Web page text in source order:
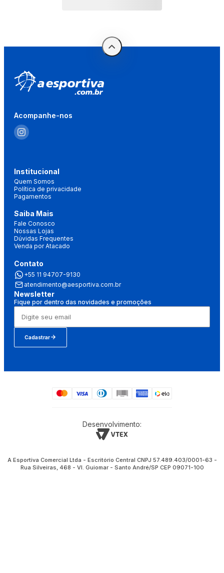
Acompanhe-nos
Institucional
Quem Somos
Política de privacidade
Pagamentos
Saiba Mais
Fale Conosco
Nossas Lojas
Dúvidas Frequentes
Venda por Atacado
Contato
+55 11 94707-9130
atendimento@aesportiva.com.br
Newsletter
Fique por dentro das novidades e promoções
Cadastrar
Desenvolvimento:
A Esportiva Comercial Ltda - Escritório Central CNPJ 57.489.403/0001-63 -
Rua Silveiras, 468 - Vl. Guiomar - Santo André/SP CEP 09071-100